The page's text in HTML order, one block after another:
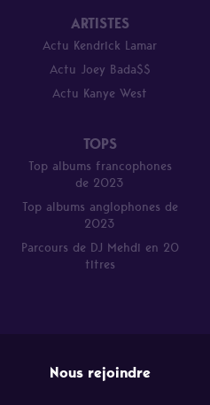
ARTISTES
Actu Kendrick Lamar
Actu Joey Bada$$
Actu Kanye West
TOPS
Top albums francophones
de 2023
Top albums anglophones de
2023
Parcours de DJ Mehdi en 20
titres
Nous rejoindre